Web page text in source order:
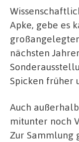
Apke, gebe es
nächsten
Spicken früher
Auch
mitunter noch
Zur Sammlung